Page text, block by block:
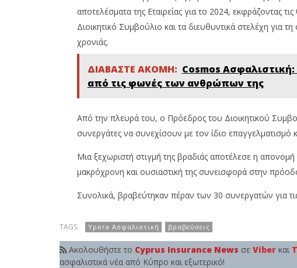
αποτελέσματα της Εταιρείας για το 2024, εκφράζοντας
Διοικητικό Συμβούλιο και τα διευθυντικά στελέχη για
χρονιάς.
ΔΙΑΒΑΣΤΕ ΑΚΟΜΗ: Cosmos
από τις φωνές των ανθρώπων της
Από την πλευρά του, ο Πρόεδρος του Διοικητικού
συνεργάτες να συνεχίσουν με τον ίδιο επαγγελματισμό
Μια ξεχωριστή στιγμή της βραδιάς αποτέλεσε η
μακρόχρονη και ουσιαστική της συνεισφορά στην
Συνολικά, βραβεύτηκαν πέραν των 30 συνεργατών για
TAGS: Ypera Ασφαλιστική βραβεύσεις
Ακολουθήστε το Cyprus Insurance News σε Viberκαι
ασφαλιστικά νέα από Κύπρο και εξωτερικό!